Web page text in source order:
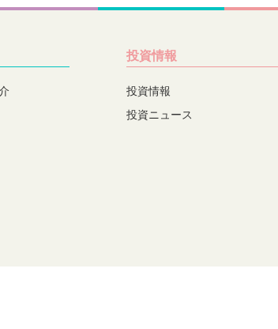
投資情報
投資情報
投資ニュース